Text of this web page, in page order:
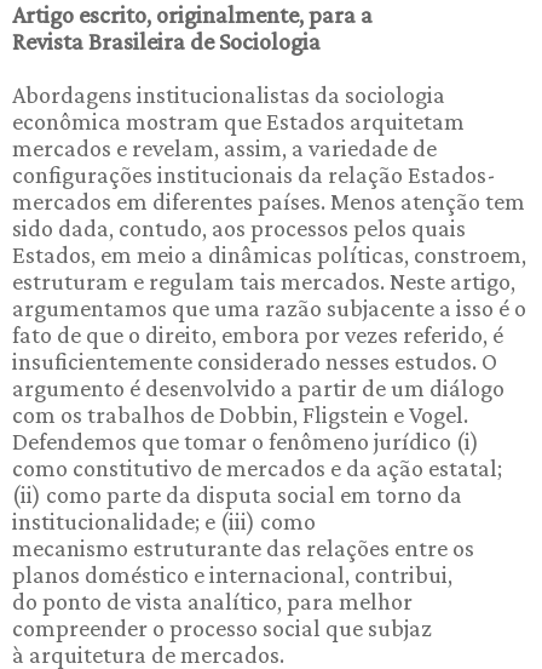
Artigo escrito, originalmente, para a
Revista Brasileira de Sociologia
Abordagens institucionalistas da sociologia
econômica mostram que Estados arquitetam
mercados e revelam, assim, a variedade de
configurações institucionais da relação Estados-
mercados em diferentes países. Menos atenção tem
sido dada, contudo, aos processos pelos quais
Estados, em meio a dinâmicas políticas, constroem,
estruturam e regulam tais mercados. Neste artigo,
argumentamos que uma razão subjacente a isso é o
fato de que o direito, embora por vezes referido, é
insuficientemente considerado nesses estudos. O
argumento é desenvolvido a partir de um diálogo
com os trabalhos de Dobbin, Fligstein e Vogel.
Defendemos que tomar o fenômeno jurídico (i)
como constitutivo de mercados e da ação estatal;
(ii) como parte da disputa social em torno da
institucionalidade; e (iii) como
mecanismo estruturante das relações entre os
planos doméstico e internacional, contribui,
do ponto de vista analítico, para melhor
compreender o processo social que subjaz
à arquitetura de mercados.